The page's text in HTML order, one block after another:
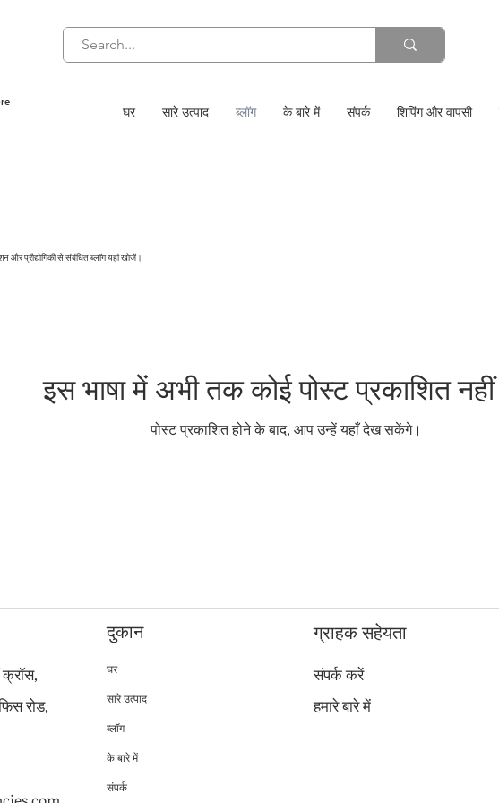
घर सारे उत्पाद ब्लॉग के बारे में संपर्क शिपिंग और वापसी
इस भाषा में अभी तक कोई पोस्ट प्रकाशित
पोस्ट प्रकाशित होने के बाद, आप उन्हें यहाँ देख सकेंगे।
और प्रौद्योगिकी से संबंधित ब्लॉग यहां खोजें।
क्रॉस,
रोड,
दुकान
घर
सारे उत्पाद
ब्लॉग
के बारे में
संपर्क
ग्राहक सहेयता
संपर्क करें
हमारे बारे में